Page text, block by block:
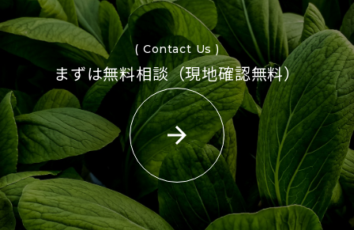
( Contact Us )
まずは無料相談（現地確認無料）
arrow_forward